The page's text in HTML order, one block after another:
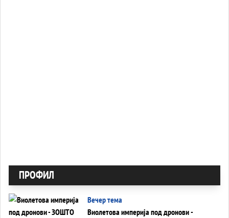
ПРОФИЛ
Вечер тема
Виолетова империја под дронови -